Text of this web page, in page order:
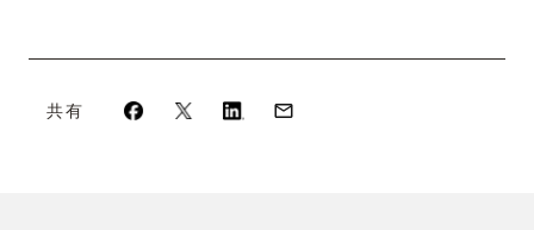
共有